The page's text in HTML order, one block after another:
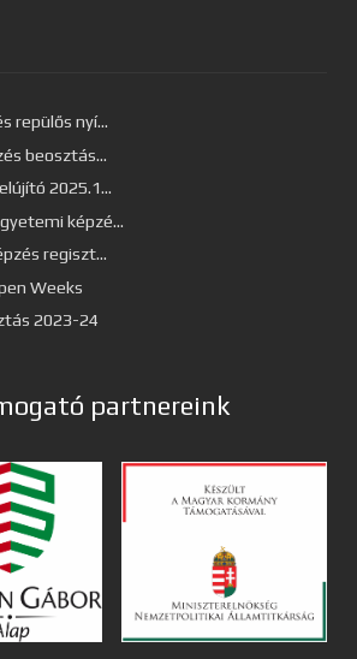
repülős nyí...
beosztás...
2025.1...
képzé...
regiszt...
Weeks
2023-24
partnereink